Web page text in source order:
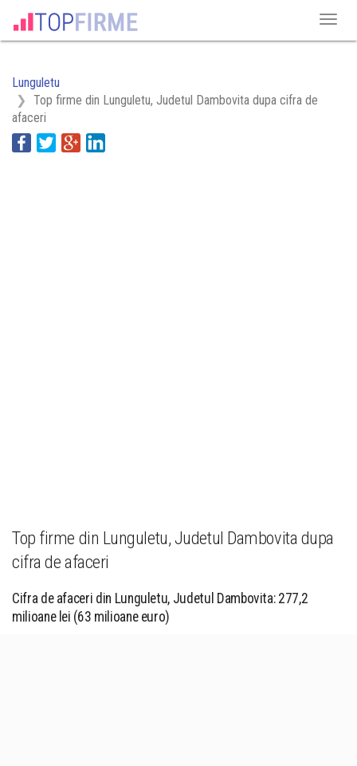
Lunguletu
Top firme din Lunguletu, Judetul Dambovita dupa cifra de
afaceri
Top firme din Lunguletu, Judetul Dambovita dupa
cifra de afaceri
Cifra de afaceri din Lunguletu, Judetul Dambovita: 277,2
milioane lei (63 milioane euro)